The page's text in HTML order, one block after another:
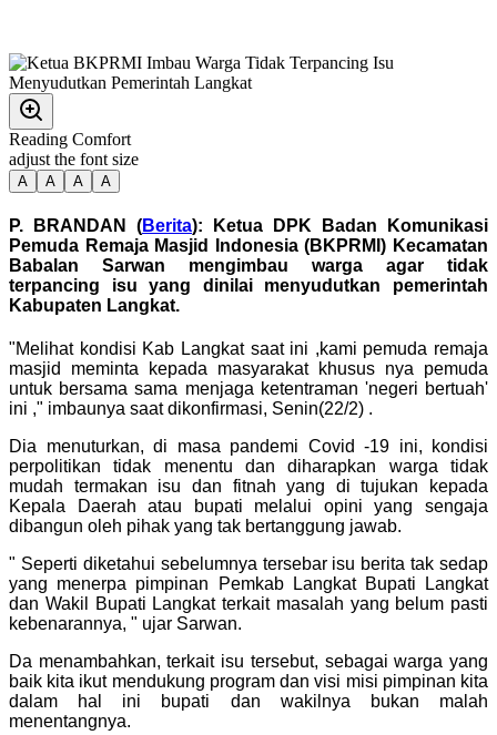
Reading Comfort
adjust the font size
A A A A
P. BRANDAN (Berita): Ketua DPK Badan Komunikasi
Pemuda Remaja Masjid Indonesia (BKPRMI) Kecamatan
Babalan Sarwan mengimbau warga agar tidak
terpancing isu yang dinilai menyudutkan pemerintah
Kabupaten Langkat.
"Melihat kondisi Kab Langkat saat ini ,kami pemuda remaja
masjid meminta kepada masyarakat khusus nya pemuda
untuk bersama sama menjaga ketentraman 'negeri bertuah'
ini ," imbaunya saat dikonfirmasi, Senin(22/2) .
Dia menuturkan, di masa pandemi Covid -19 ini, kondisi
perpolitikan tidak menentu dan diharapkan warga tidak
mudah termakan isu dan fitnah yang di tujukan kepada
Kepala Daerah atau bupati melalui opini yang sengaja
dibangun oleh pihak yang tak bertanggung jawab.
" Seperti diketahui sebelumnya tersebar isu berita tak sedap
yang menerpa pimpinan Pemkab Langkat Bupati Langkat
dan Wakil Bupati Langkat terkait masalah yang belum pasti
kebenarannya, " ujar Sarwan.
Da menambahkan, terkait isu tersebut, sebagai warga yang
baik kita ikut mendukung program dan visi misi pimpinan kita
dalam hal ini bupati dan wakilnya bukan malah
menentangnya.